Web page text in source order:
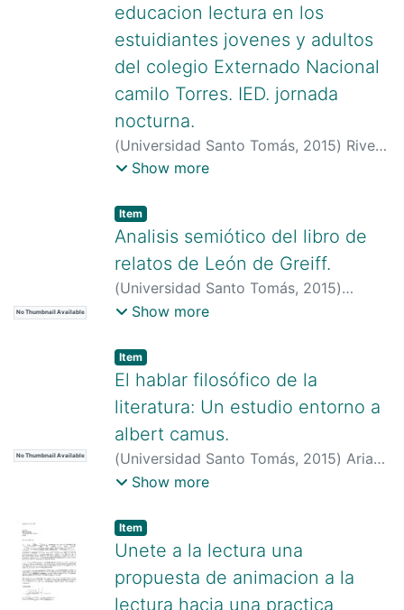
educacion lectura en los
estuidiantes jovenes y adultos
del colegio Externado Nacional
camilo Torres. IED. jornada
nocturna.
(Universidad Santo Tomás, 2015) Rivera
F, Eliana Katherine
Show more
No Thumbnail Available
Item type:
Item,
Analisis semiótico del libro de
relatos de León de Greiff.
(Universidad Santo Tomás, 2015)
Miranda Garzo, Juan Camilo
Santo Tomás
Show more
No Thumbnail Available
Item type:
Item,
El hablar filosófico de la
literatura: Un estudio entorno a
albert camus.
(Universidad Santo Tomás, 2015) Arias
Cuellas, Juan Pablo
Show more
Item type:
Item,
Unete a la lectura una
propuesta de animacion a la
lectura hacia una practica